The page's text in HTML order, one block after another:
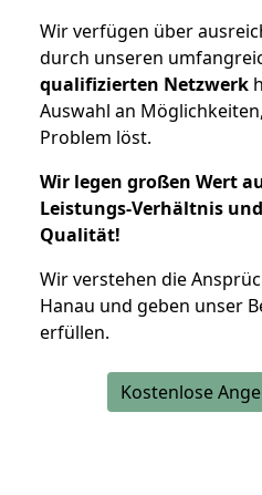
Wir verfügen über
durch unseren
qualifizierten Netzwerk
Auswahl an
Problem löst.
Wir legen großen Wert
Leistungs-Verhältnis
Qualität!
Wir verstehen die
Hanau und geben unser
erfüllen.
Kostenlose